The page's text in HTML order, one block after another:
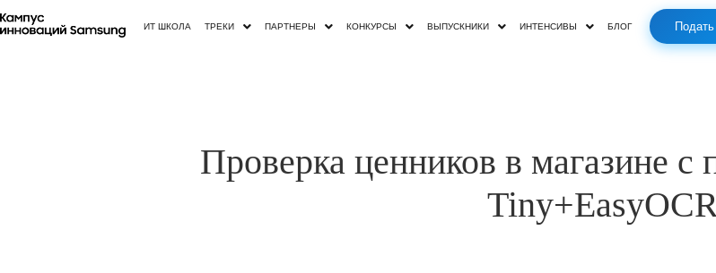
ИТ ШКОЛА ТРЕКИ ПАРТНЕРЫ КОНКУРСЫ ВЫПУСКНИКИ ИНТЕНСИВЫ БЛОГ
Проверка ценников в магазине